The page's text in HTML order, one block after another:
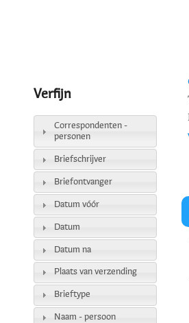
Verfijn
Correspondenten -
personen
Briefschrijver
Briefontvanger
Datum vóór
Datum
Datum na
Plaats van verzending
Brieftype
Naam - persoon